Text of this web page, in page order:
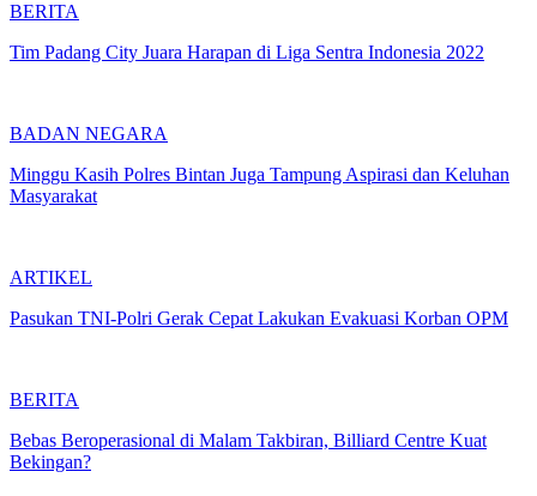
BERITA
Tim Padang City Juara Harapan di Liga Sentra Indonesia 2022
BADAN NEGARA
Minggu Kasih Polres Bintan Juga Tampung Aspirasi dan Keluhan
Masyarakat
ARTIKEL
Pasukan TNI-Polri Gerak Cepat Lakukan Evakuasi Korban OPM
BERITA
Bebas Beroperasional di Malam Takbiran, Billiard Centre Kuat
Bekingan?